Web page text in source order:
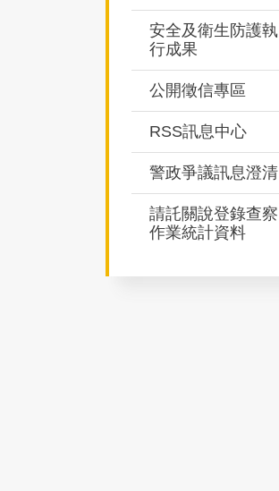
安全及衛生防護執
行成果
公開徵信專區
RSS訊息中心
警政爭議訊息澄清
請託關說登錄查察
作業統計資料